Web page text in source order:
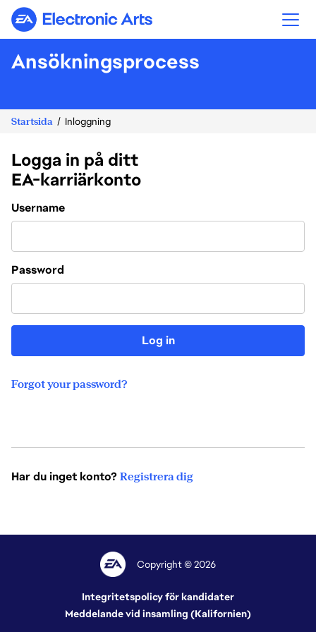
Electronic Arts
Ansökningsprocess
Startsida Inloggning
Logga in på ditt
EA-karriärkonto
Login
Username
Password
Log in
Forgot your password?
Har du inget konto? Registrera dig
Copyright © 2026
Integritetspolicy för kandidater
Meddelande vid insamling (Kalifornien)